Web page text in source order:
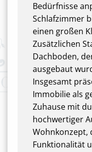
Bedürfnisse
Schlafzimmer
einen großen
Zusätzlichen
Dachboden,
ausgebaut
Insgesamt
Immobilie als
Zuhause mit
hochwertiger
Wohnkonzept,
Funktionalität